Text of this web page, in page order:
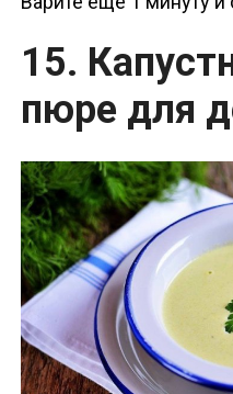
15.
пюре для